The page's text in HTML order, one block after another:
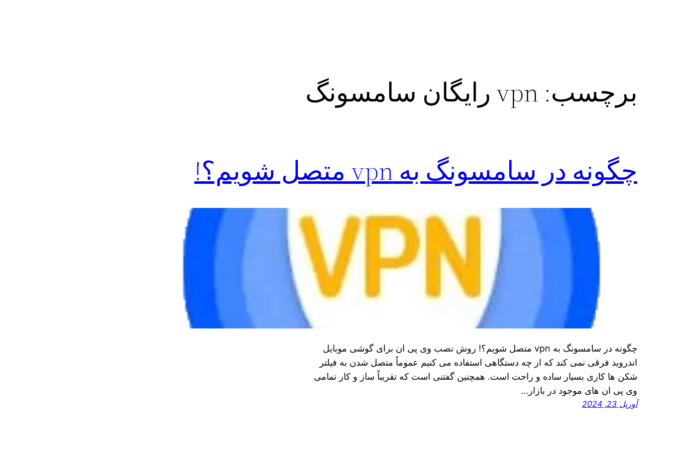
برچسب: vpn رایگان سامسونگ
چگونه در سامسونگ به vpn متصل شویم؟!
چگونه در سامسونگ به vpn متصل شویم؟! روش نصب وی پی ان برای گوشی موبایل
اندروید فرقی نمی‌ کند که از چه دستگاهی استفاده می‌ کنیم عموماً متصل شدن به فیلتر‌
شکن‌ ها کاری بسیار ساده و راحت است. همچنین گفتنی است که تقریباً ساز و کار تمامی
وی پی ان‌ های موجود در بازار…
آوریل 23, 2024